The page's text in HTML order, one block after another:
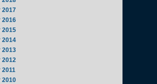
2017
2016
2015
2014
2013
2012
2011
2010